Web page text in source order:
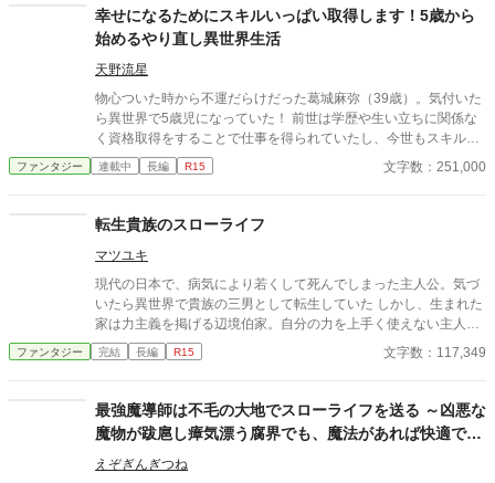
していくのだった。 一方、ノエルの生存を信じている両親はノ
エルを救出するために様々な手段を講じていくのだった。 ※ネオ
ページ、カクヨムにも掲載しています
幸せになるためにスキルいっぱい取得します！5歳から
始めるやり直し異世界生活
天野流星
物心ついた時から不運だらけだった葛城麻弥（39歳）。気付いた
ら異世界で5歳児になっていた！ 前世は学歴や生い立ちに関係な
く資格取得をすることで仕事を得られていたし、今世もスキルい
っぱい取得して、今度こそ幸せな人生を送ってみせる！ テイマー
として、モフモフ家族を増やしたり、前世の知識で商品を開発し
ちに、次々とスキルが増えていく！？ 努力を惜しまないマヤが素
敵な人達に愛されながら、見守られながら、一流冒険者になって
いく。 不運だらけのOLが、5歳から始める幸せな異世界やり直し
人生。
ファンタジー 連載中 長編 R15 文字数：251,000
転生貴族のスローライフ
マツユキ
現代の日本で、病気により若くして死んでしまった主人公。気づ
いたら異世界で貴族の三男として転生していた しかし、生まれた
家は力主義を掲げる辺境伯家。自分の力を上手く使えない主人公
は、追放されてしまう事に。しかも、追放先は誰も足を踏み入れ
ようとはしない場所だった これは、転生者である主人公が最凶の
更新したいと思っています。連日更新をする場合もありますの
で、よろしくお願いします
ファンタジー 完結 長編 R15 文字数：117,349
最強魔導師は不毛の大地でスローライフを送る ～凶悪な
魔物が跋扈し瘴気漂う腐界でも、魔法があれば快適です
～
えぞぎんぎつね